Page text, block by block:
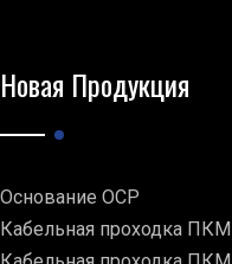
Новая Продукция
Основание ОСР
Кабельная проходка